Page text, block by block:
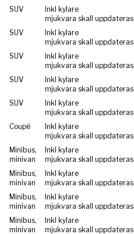
SUV
Inkl kylare
mjukvara skall uppdateras
SUV
Inkl kylare
mjukvara skall uppdateras
SUV
Inkl kylare
mjukvara skall uppdateras
SUV
Inkl kylare
mjukvara skall uppdateras
SUV
Inkl kylare
mjukvara skall uppdateras
Coupé
Inkl kylare
mjukvara skall uppdateras
Minibus,
minivan
Inkl kylare
mjukvara skall uppdateras
Minibus,
minivan
Inkl kylare
mjukvara skall uppdateras
Minibus,
minivan
Inkl kylare
mjukvara skall uppdateras
Minibus,
minivan
Inkl kylare
mjukvara skall uppdateras